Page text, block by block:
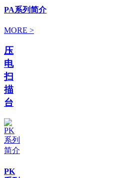
PA系列简介
MORE >
压
电
扫
描
台
PK